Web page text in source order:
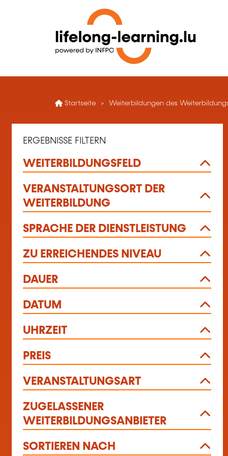
Startseite Weiterbildungen des
ERGEBNISSE FILTERN
WEITERBILDUNGSFELD
VERANSTALTUNGSORT DER
WEITERBILDUNG
SPRACHE DER DIENSTLEISTUNG
ZU ERREICHENDES NIVEAU
DAUER
DATUM
UHRZEIT
PREIS
VERANSTALTUNGSART
ZUGELASSENER
WEITERBILDUNGSANBIETER
SORTIEREN NACH